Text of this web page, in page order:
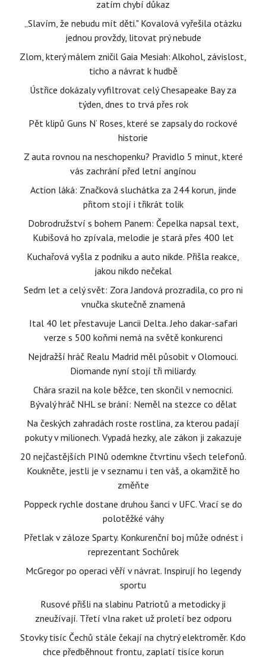
zatím chybí důkaz
„Slavím, že nebudu mít děti." Kovalová vyřešila otázku
jednou provždy, litovat prý nebude
Zlom, který málem zničil Gaia Mesiah: Alkohol, závislost,
ticho a návrat k hudbě
Ústřice dokázaly vyfiltrovat celý Chesapeake Bay za
týden, dnes to trvá přes rok
Pět klipů Guns N‘ Roses, které se zapsaly do rockové
historie
Z auta rovnou na neschopenku? Pravidlo 5 minut, které
vás zachrání před letní angínou
Action láká: Značková sluchátka za 244 korun, jinde
přitom stojí i třikrát tolik
Dobrodružství s bohem Panem: Čepelka napsal text,
Kubišová ho zpívala, melodie je stará přes 400 let
Kuchařová vyšla z podniku a auto nikde. Přišla reakce,
jakou nikdo nečekal
Sedm let a celý svět: Zora Jandová prozradila, co pro ni
vnučka skutečně znamená
Ital 40 let přestavuje Lancii Delta. Jeho dakar-safari
verze s 500 koňmi nemá na světě konkurenci
Nejdražší hráč Realu Madrid měl působit v Olomouci.
Diomande nyní stojí tři miliardy.
Chára srazil na kole běžce, ten skončil v nemocnici.
Bývalý hráč NHL se brání: Neměl na stezce co dělat
Na českých zahradách roste rostlina, za kterou padají
pokuty v milionech. Vypadá hezky, ale zákon ji zakazuje
20 nejčastějších PINů odemkne čtvrtinu všech telefonů.
Koukněte, jestli je v seznamu i ten váš, a okamžitě ho
změňte
Poppeck rychle dostane druhou šanci v UFC. Vrací se do
polotěžké váhy
Přetlak v záloze Sparty. Konkurenční boj může odnést i
reprezentant Sochůrek
McGregor po operaci věří v návrat. Inspirují ho legendy
sportu
Rusové přišli na slabinu Patriotů a metodicky ji
zneužívají. Třetí vlna raket už proletí bez odporu
Stovky tisíc Čechů stále čekají na chytrý elektroměr. Kdo
chce předběhnout frontu, zaplatí tisíce korun